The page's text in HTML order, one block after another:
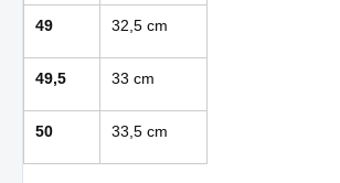
49 32,5 cm
49,5 33 cm
50 33,5 cm